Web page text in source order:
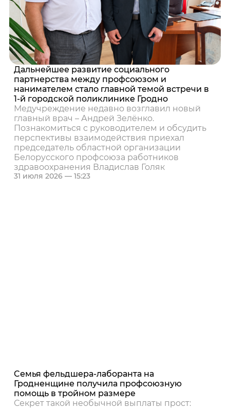
Дальнейшее развитие социального
партнерства между профсоюзом и
нанимателем стало главной темой встречи в
1-й городской поликлинике Гродно
Медучреждение недавно возглавил новый
главный врач – Андрей Зелёнко.
Познакомиться с руководителем и обсудить
перспективы взаимодействия приехал
председатель областной организации
Белорусского профсоюза работников
здравоохранения Владислав Голяк
31 июля 2026 — 15:23
Cемья фельдшера-лаборанта на
Гродненщине получила профсоюзную
помощь в тройном размере
Секрет такой необычной выплаты прост: